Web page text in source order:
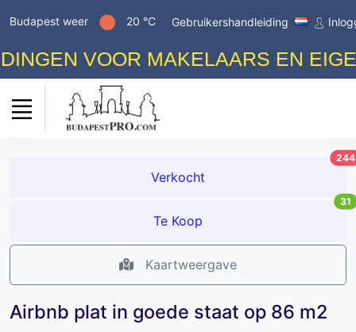
Budapest weer 20 °C Gebruikershandleiding
VOOR MAKELAARS EN
Verkocht
244
Te Koop
31
Kaartweergave
Airbnb plat in goede staat op 86 m2